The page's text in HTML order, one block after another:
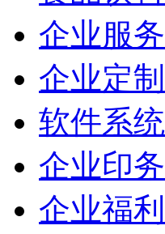
企业服
企业定制
软件系
企业印
企业福